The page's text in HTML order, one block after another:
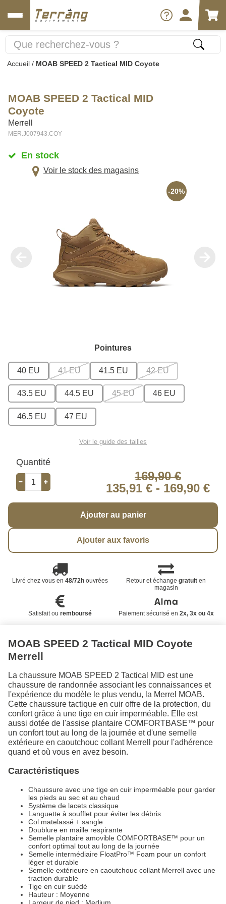
Accueil / MOAB SPEED 2 Tactical MID Coyote
MOAB SPEED 2 Tactical MID
Coyote
Merrell
MER.J007943.COY
En stock
Voir le stock des magasins
-20%
Pointures
40 EU 41 EU 41.5 EU 42 EU
43.5 EU 44.5 EU 45 EU 46 EU
46.5 EU 47 EU
Voir le guide des tailles
Quantité
169,90 €
135,91 € - 169,90 €
Ajouter au panier
Ajouter aux favoris
Livré chez vous en 48/72houvrées Retour et échangegratuit en
magasin
Satisfait ou remboursé Paiement sécurisé en 2x, 3x ou 4x
MOAB SPEED 2 Tactical MID Coyote
Merrell
La chaussure MOAB SPEED 2 Tactical MID est une
chaussure de randonnée associant les connaissances et
l'expérience du modèle le plus vendu, la Merrel MOAB.
Cette chaussure tactique en cuir offre de la protection, du
confort grâce à une tige en cuir imperméable. Elle est
aussi dotée de l'assise plantaire COMFORTBASE™ pour
un confort tout au long de la journée et d'une semelle
extérieure en caoutchouc collant Merrell pour l'adhérence
quand et où vous en avez besoin.
Caractéristiques
Chaussure avec une tige en cuir imperméable pour garder
les pieds au sec et au chaud
Système de lacets classique
Languette à soufflet pour éviter les débris
Col matelassé + sangle
Doublure en maille respirante
Semelle plantaire amovible COMFORTBASE™ pour un
confort optimal tout au long de la journée
Semelle intermédiaire FloatPro™ Foam pour un confort
léger et durable
Semelle extérieure en caoutchouc collant Merrell avec une
traction durable
Tige en cuir suédé
Hauteur : Moyenne
Largeur de pied : Medium